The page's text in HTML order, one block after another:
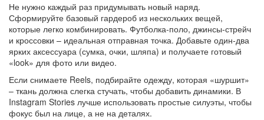
Не нужно каждый раз придумывать новый наряд.
Сформируйте базовый гардероб из нескольких вещей,
которые легко комбинировать. Футболка‑поло, джинсы-стрейч
и кроссовки – идеальная отправная точка. Добавьте один‑два
ярких аксессуара (сумка, очки, шляпа) и получаете готовый
«look» для фото или видео.
Если снимаете Reels, подбирайте одежду, которая «шуршит»
– ткань должна слегка стучать, чтобы добавить динамики. В
Instagram Stories лучше использовать простые силуэты, чтобы
фокус был на лице, а не на деталях.